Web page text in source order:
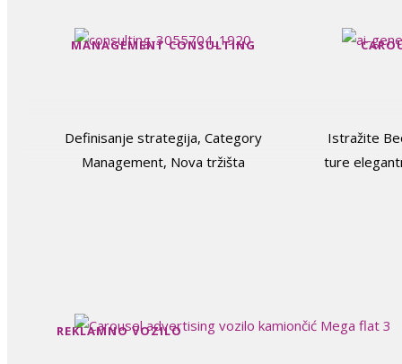
MANAGEMENT CONSULTING
Definisanje strategija, Category
Management, Nova tržišta
Istražite
ture
REKLAMNO VOZILO